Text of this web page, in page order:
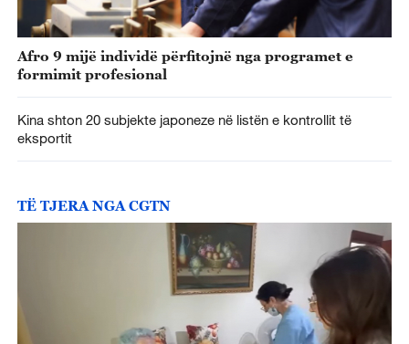
Afro 9 mijë individë përfitojnë nga programet e
formimit profesional
Kina shton 20 subjekte japoneze në listën e kontrollit të
eksportit
TË TJERA NGA CGTN